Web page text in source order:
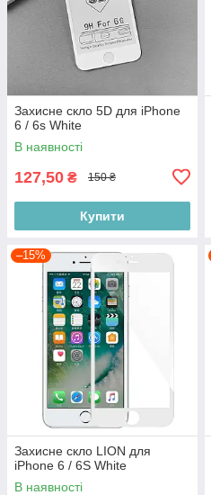
Захисне скло 5D для iPhone
6 / 6s White
В наявності
127,50 ₴ 150 ₴
Купити
–15%
Захисне скло LION для
iPhone 6 / 6S White
В наявності